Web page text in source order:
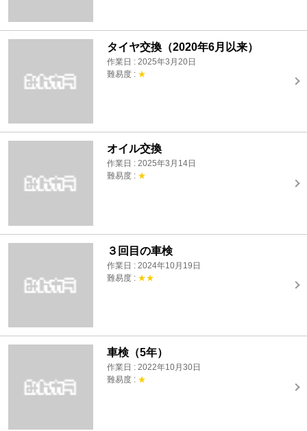
タイヤ交換（2020年6月以来）
作業日 : 2025年3月20日
難易度 : ★
オイル交換
作業日 : 2025年3月14日
難易度 : ★
３回目の車検
作業日 : 2024年10月19日
難易度 : ★★
車検（5年）
作業日 : 2022年10月30日
難易度 : ★